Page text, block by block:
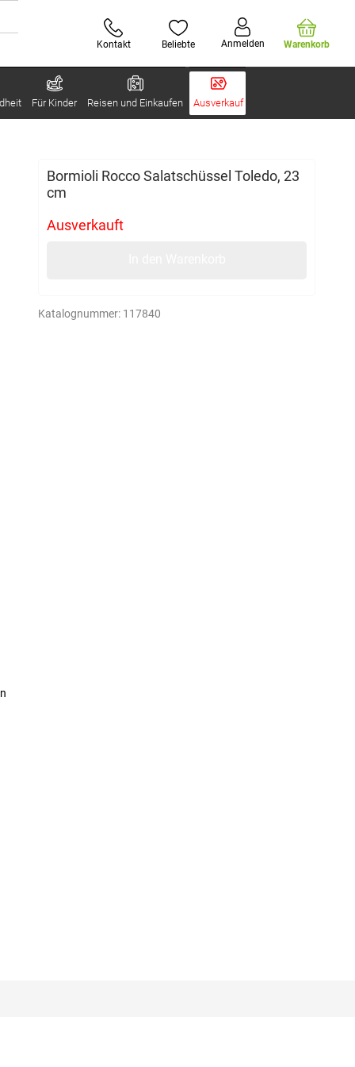
Kontakt Beliebte Anmelden Warenkorb
Für Kinder Reisen und Einkaufen Ausverkauf
Bormioli Rocco Salatschüssel Toledo, 23
cm
Ausverkauft
Katalognummer: 117840